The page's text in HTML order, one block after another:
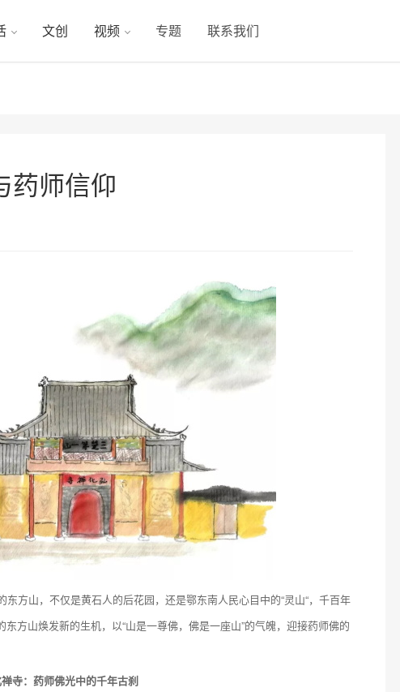
文创 视频 专题 联系我们
药师信仰
方山，不仅是黄石人的后花园，还是鄂东南人民心目中的“灵山“，千百年
方山焕发新的生机，以“山是一尊佛，佛是一座山”的气魄，迎接药师佛的
寺：药师佛光中的千年古刹